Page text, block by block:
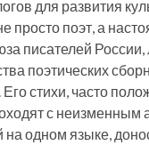
для развития
просто поэт, а
писателей
поэтических
стихи, часто
с
на одном языке,